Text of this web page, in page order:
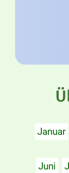
Januar
Juni